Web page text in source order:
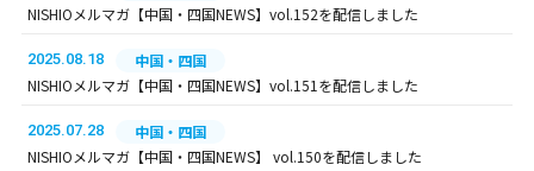
NISHIOメルマガ【中国・四国NEWS】vol.152を配信しました
2025.08.18
中国・四国
NISHIOメルマガ【中国・四国NEWS】vol.151を配信しました
2025.07.28
中国・四国
NISHIOメルマガ【中国・四国NEWS】 vol.150を配信しました